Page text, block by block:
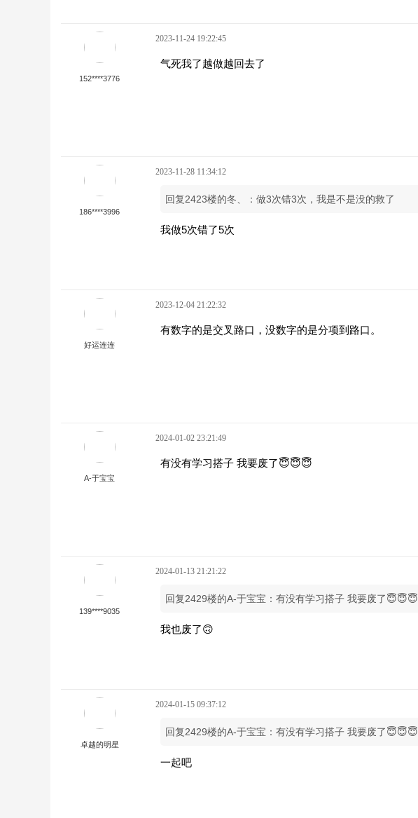
152****3776
2023-11-24 19:22:45
气死我了越做越回去了
186****3996
2023-11-28 11:34:12
回复2423楼的冬、：做3次错3次，我是不是没的救了
我做5次错了5次
好运连连
2023-12-04 21:22:32
有数字的是交叉路口，没数字的是分项到路口。
A-于宝宝
2024-01-02 23:21:49
有没有学习搭子 我要废了😇😇😇
139****9035
2024-01-13 21:21:22
回复2429楼的A-于宝宝：有没有学习搭子 我要废了😇😇😇
我也废了🙃
卓越的明星
2024-01-15 09:37:12
回复2429楼的A-于宝宝：有没有学习搭子 我要废了😇😇😇
一起吧